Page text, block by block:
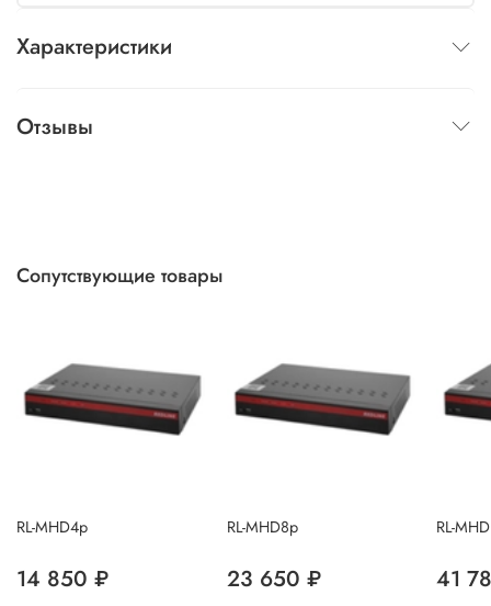
Характеристики
Отзывы
Сопутствующие товары
RL-MHD4p
14 850 ₽
RL-MHD8p
23 650 ₽
RL-
41